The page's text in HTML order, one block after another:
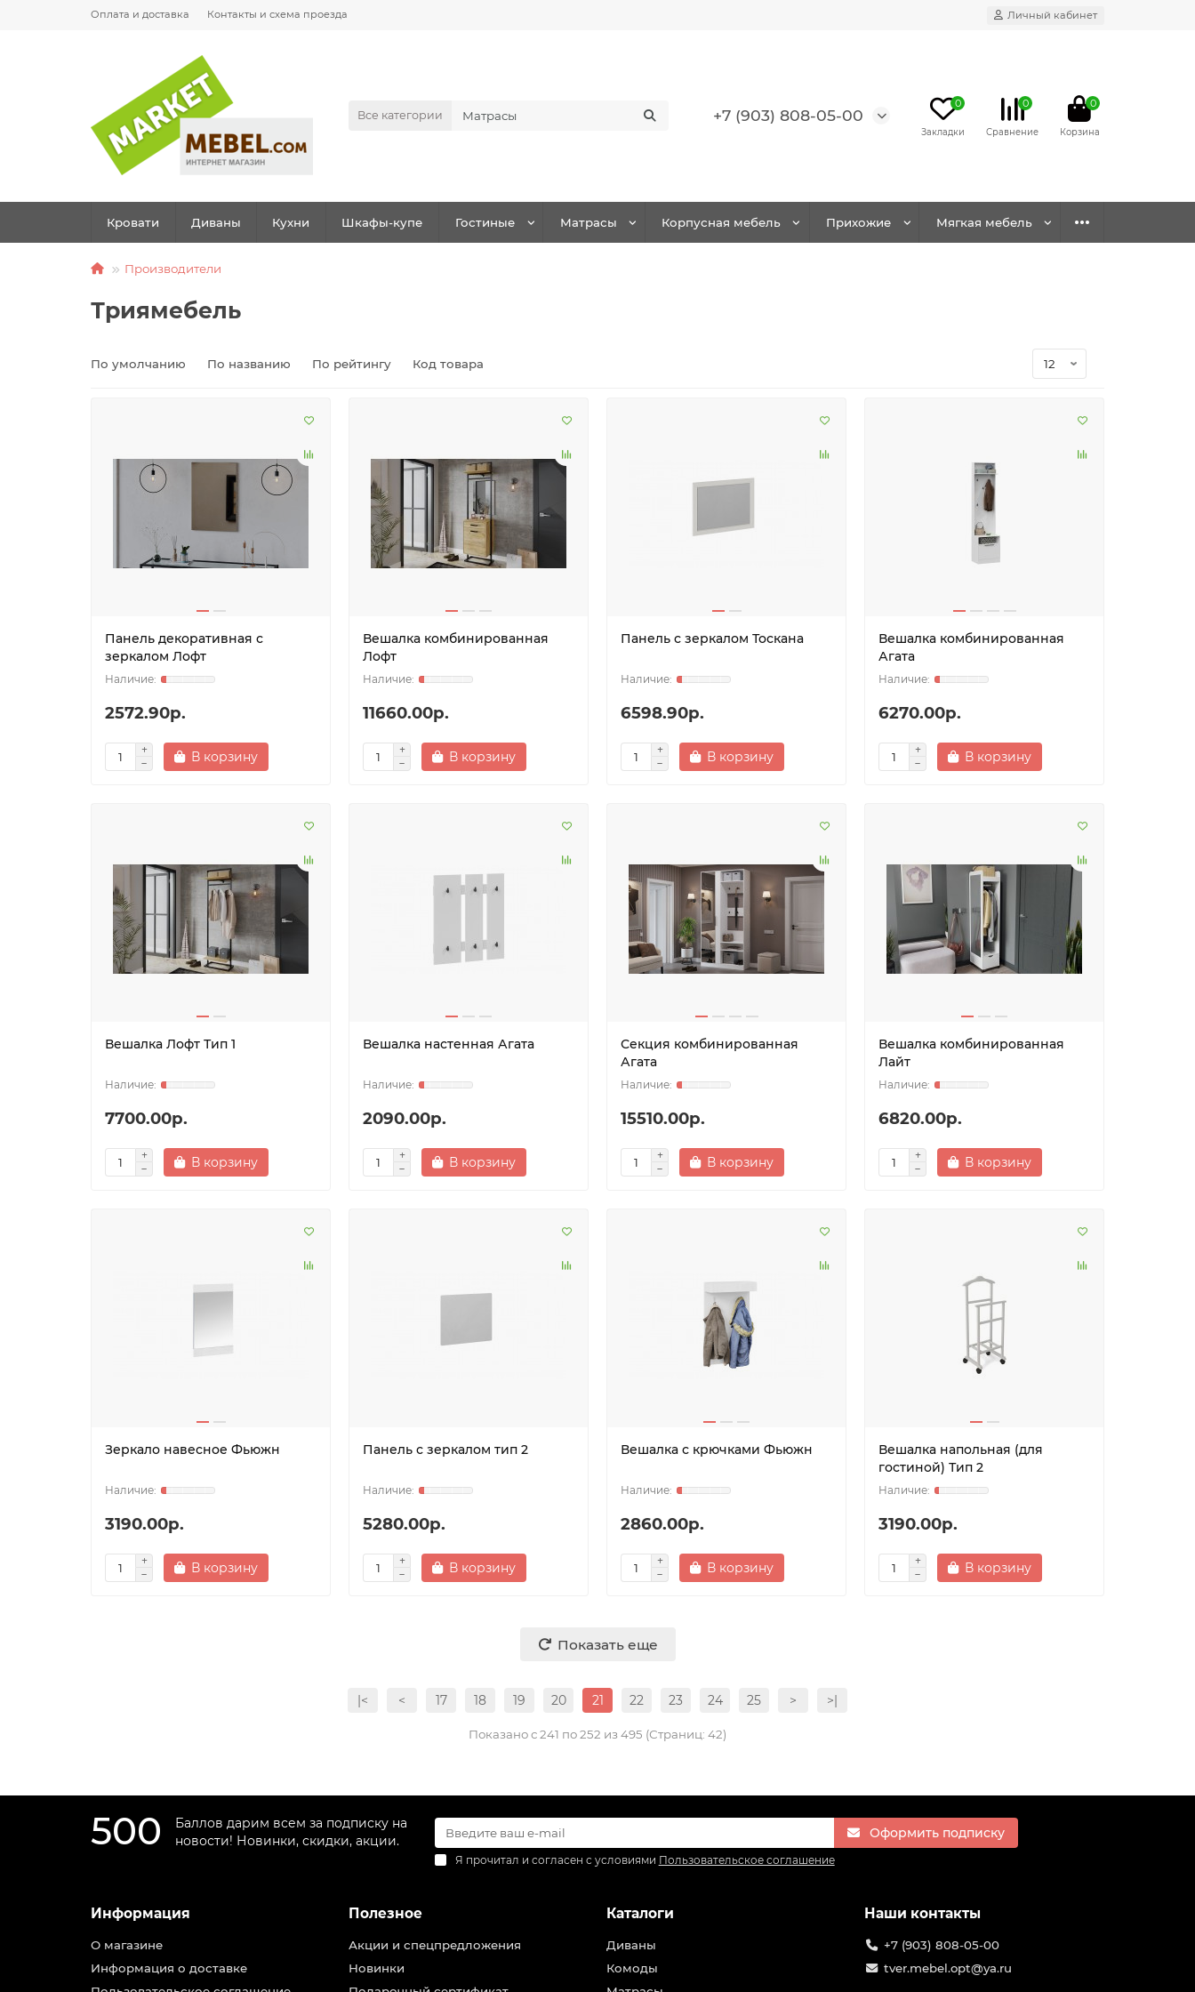
Оплата и доставка Контакты и схема проезда Личный кабинет
Все категории +7 (903) 808-05-00
0 0 0
Кровати Диваны Кухни Шкафы-купе Гостиные Матрасы Корпусная мебель Прихожие Мягкая мебель
Производители
Триямебель
По умолчанию По названию По рейтингу Код товара
Панель декоративная с
зеркалом Лофт
2572.90р.
В корзину
Вешалка комбинированная
Лофт
11660.00р.
В корзину
Панель с зеркалом Тоскана
6598.90р.
В корзину
Вешалка комбинированная
Агата
6270.00р.
В корзину
Вешалка Лофт Тип 1
7700.00р.
В корзину
Вешалка настенная Агата
2090.00р.
В корзину
Секция комбинированная
Агата
15510.00р.
В корзину
Вешалка комбинированная
Лайт
6820.00р.
В корзину
Зеркало навесное Фьюжн
3190.00р.
В корзину
Панель с зеркалом тип 2
5280.00р.
В корзину
Вешалка с крючками Фьюжн
2860.00р.
В корзину
Вешалка напольная (для
гостиной) Тип 2
3190.00р.
В корзину
Показать еще
|< < 17 18 19 20 21 22 23 24 25 > >|
Показано с 241 по 252 из 495 (Страниц: 42)
500
Баллов дарим всем за подписку на
новости! Новинки, скидки, акции.
Оформить подписку
Я прочитал и согласен с условиями Пользовательское соглашение
Информация
О магазине
Информация о доставке
Полезное
Акции и спецпредложения
Новинки
Каталоги
Диваны
Комоды
Наши контакты
+7 (903) 808-05-00
tver.mebel.opt@ya.ru